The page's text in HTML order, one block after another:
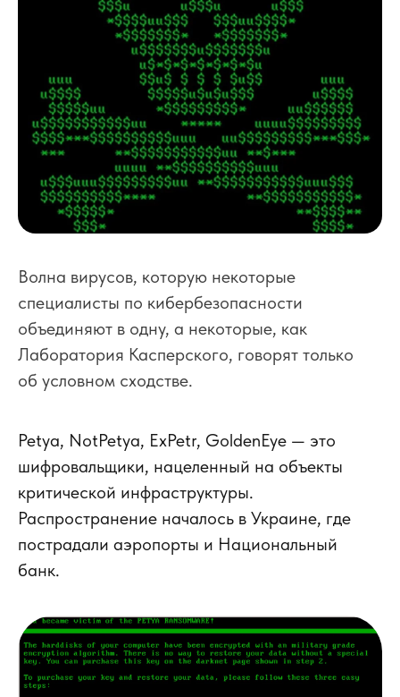
Волна вирусов, которую некоторые
специалисты по кибербезопасности
объединяют в одну, а некоторые, как
Лаборатория Касперского, говорят только
об условном сходстве.
Petya, NotPetya, ExPetr, GoldenEye — это
шифровальщики, нацеленный на объекты
критической инфраструктуры.
Распространение началось в Украине, где
пострадали аэропорты и Национальный
банк.